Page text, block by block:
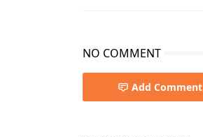
NO COMMENT
Add Comment